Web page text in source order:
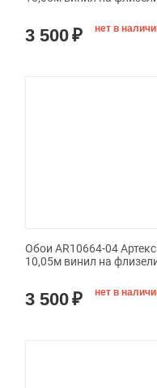
3 500₽ нет в
Обои AR10664-04
10,05м винил на
3 500₽ нет в